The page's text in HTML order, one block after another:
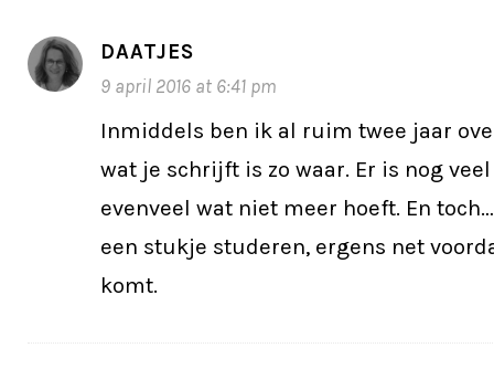
DAATJES
9 april 2016 at 6:41 pm
Inmiddels ben ik al ruim twee jaar
wat je schrijft is zo waar. Er is nog
evenveel wat niet meer hoeft. En
een stukje studeren, ergens net
komt.